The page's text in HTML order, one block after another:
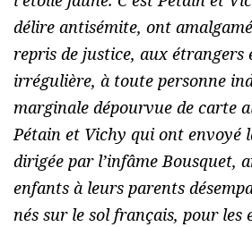
délire antisémite, ont
repris de justice, aux étrangers
irrégulière, à toute personne
marginale dépourvue de carte
Pétain et Vichy qui ont envoyé
dirigée par l’infâme Bousquet,
enfants à leurs parents
nés sur le sol français, pour les